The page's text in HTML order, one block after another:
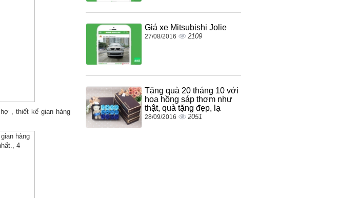
, thiết kế gian hàng
Giá xe Mitsubishi Jolie
27/08/2016 2109
Tặng quà 20 tháng 10 với
hoa hồng sáp thơm như
thật, quà tặng đẹp, lạ
28/09/2016 2051